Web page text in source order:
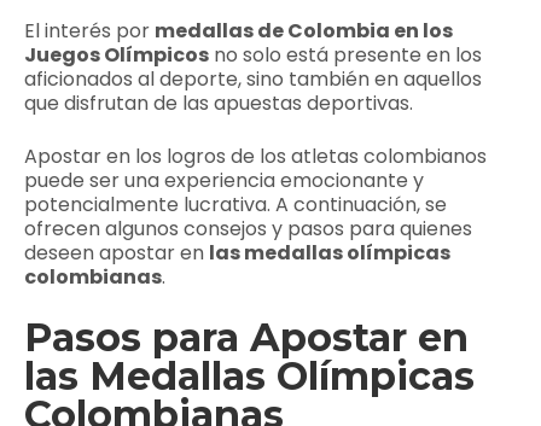
El interés por medallas de Colombia en los
Juegos Olímpicos no solo está presente en los
aficionados al deporte, sino también en aquellos
que disfrutan de las apuestas deportivas.
Apostar en los logros de los atletas colombianos
puede ser una experiencia emocionante y
potencialmente lucrativa. A continuación, se
ofrecen algunos consejos y pasos para quienes
deseen apostar en las medallas olímpicas
colombianas.
Pasos para Apostar en
las Medallas Olímpicas
Colombianas